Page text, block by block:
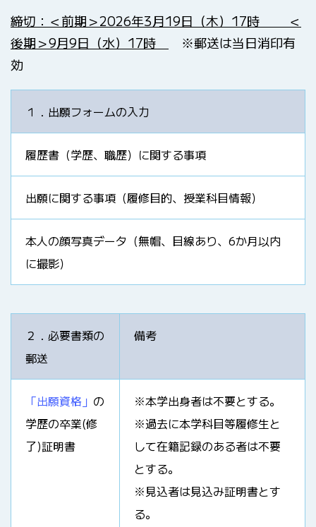
締切：＜前期＞2026年3月19日（木）17時
＜
後期＞9月9日（水）17時
※郵送は当日消印有
効
１．出願フォームの入力
履歴書（学歴、職歴）に関する事項
出願に関する事項（履修目的、授業科目情報）
本人の顔写真データ（無帽、目線あり、6か月以内
に撮影）
２．必要書類の
郵送
備考
「出願資格」 の
学歴の卒業(修
了)証明書
※本学出身者は不要とする。
※過去に本学科目等履修生と
して在籍記録のある者は不要
とする。
※見込者は見込み証明書とす
る。